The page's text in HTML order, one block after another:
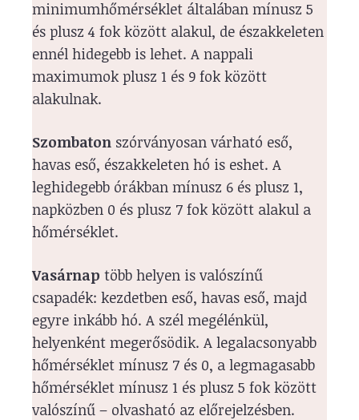
minimumhőmérséklet általában mínusz 5
és plusz 4 fok között alakul, de északkeleten
ennél hidegebb is lehet. A nappali
maximumok plusz 1 és 9 fok között
alakulnak.
Szombaton szórványosan várható eső,
havas eső, északkeleten hó is eshet. A
leghidegebb órákban mínusz 6 és plusz 1,
napközben 0 és plusz 7 fok között alakul a
hőmérséklet.
Vasárnap több helyen is valószínű
csapadék: kezdetben eső, havas eső, majd
egyre inkább hó. A szél megélénkül,
helyenként megerősödik. A legalacsonyabb
hőmérséklet mínusz 7 és 0, a legmagasabb
hőmérséklet mínusz 1 és plusz 5 fok között
valószínű – olvasható az előrejelzésben.